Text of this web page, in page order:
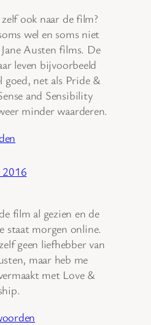
ook naar de film?
wel en soms niet
Austen films. De
leven bijvoorbeeld
goed, net als Pride &
and Sensibility
minder waarderen.
2016
film al gezien en de
staat morgen online.
geen liefhebber van
maar heb me
met Love &